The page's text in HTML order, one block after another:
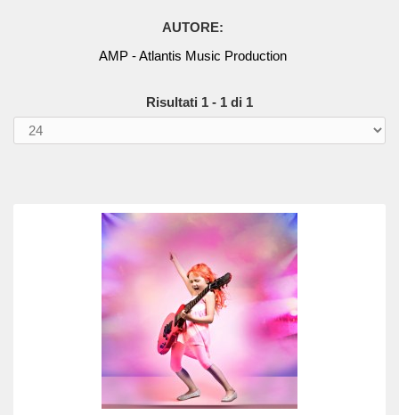
AUTORE:
AMP - Atlantis Music Production
Risultati 1 - 1 di 1